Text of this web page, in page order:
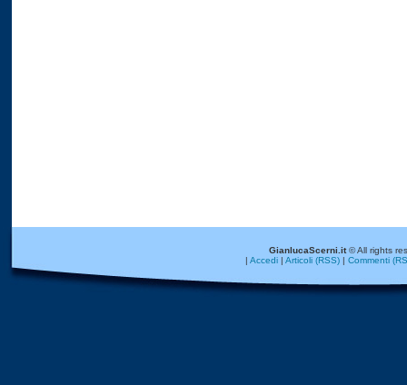
GianlucaScerni.it© All rights
| Accedi| Articoli (RSS)| Commenti